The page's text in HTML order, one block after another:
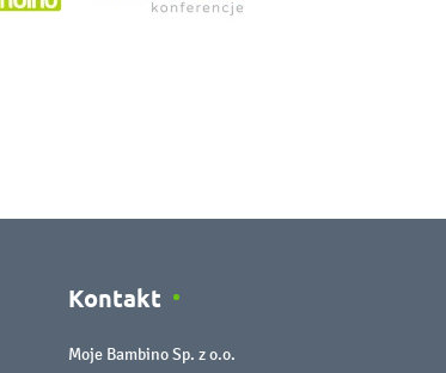
Kontakt
Moje Bambino Sp. z o.o.